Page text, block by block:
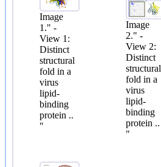
Image
1." -
View 1:
Distinct
structural
fold in a
virus
lipid-
binding
protein ..
"
Image
2." -
View 2:
Distinct
structural
fold in a
virus
lipid-
binding
protein ..
"